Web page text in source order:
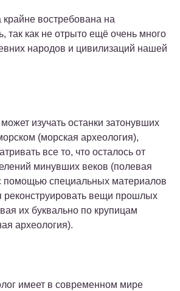
крайне востребована на
так как не отрыто ещё очень много
народов и цивилизаций нашей
изучать останки затонувших
(морская археология),
все то, что осталось от
минувших веков (полевая
помощью специальных материалов
реконструировать вещи прошлых
их буквально по крупицам
археология).
имеет в современном мире